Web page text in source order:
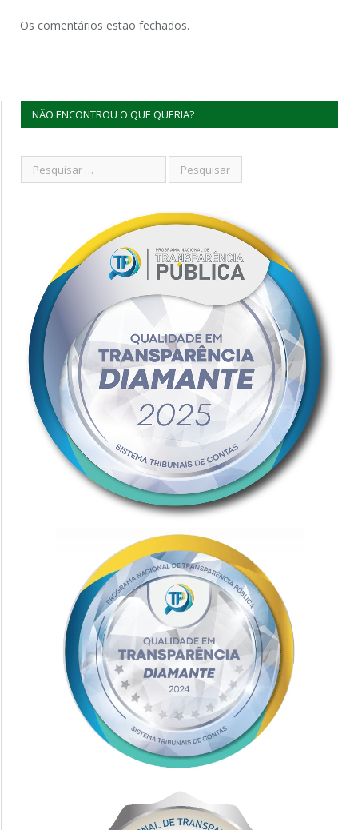
Os comentários estão fechados.
NÃO ENCONTROU O QUE QUERIA?